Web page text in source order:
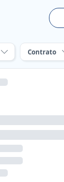
Contrato